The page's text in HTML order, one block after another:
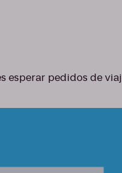
esperar pedidos de